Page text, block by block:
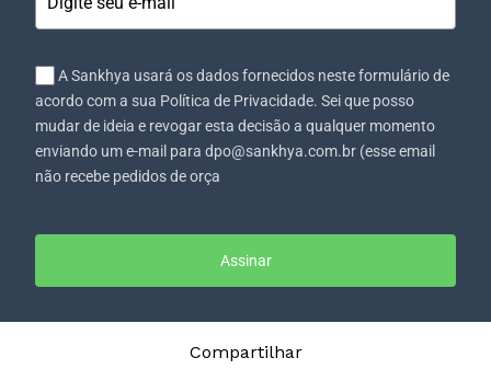
A Sankhya usará os dados fornecidos neste formulário de
acordo com a sua Política de Privacidade. Sei que posso
mudar de ideia e revogar esta decisão a qualquer momento
enviando um e-mail para dpo@sankhya.com.br (esse email
não recebe pedidos de orça
Assinar
Compartilhar